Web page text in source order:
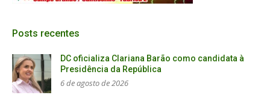
Posts recentes
DC oficializa Clariana Barão como candidata à
Presidência da República
6 de agosto de 2026